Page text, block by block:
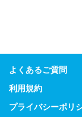
よくあるご質問
利用規約
プライバシーポリ